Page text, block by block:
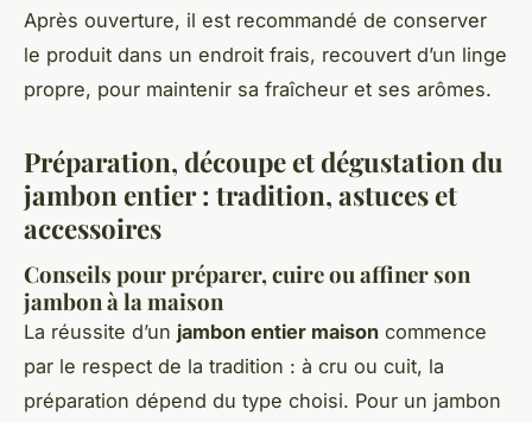
Après ouverture, il est recommandé de conserver
le produit dans un endroit frais, recouvert d’un linge
propre, pour maintenir sa fraîcheur et ses arômes.
Préparation, découpe et dégustation du
jambon entier : tradition, astuces et
accessoires
Conseils pour préparer, cuire ou affiner son
jambon à la maison
La réussite d’un jambon entier maison commence
par le respect de la tradition : à cru ou cuit, la
préparation dépend du type choisi. Pour un jambon